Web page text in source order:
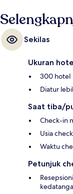
Sekilas
Ukuran
300 hotel
Diatur
Saat tiba/
Check-in
Usia
Waktu
Petunjuk